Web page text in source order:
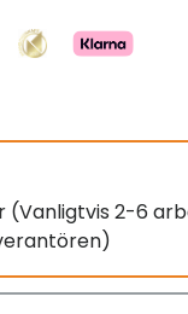
(Vanligtvis 2-6